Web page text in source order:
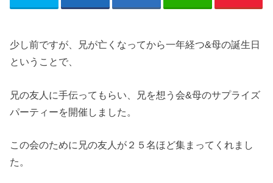
少し前ですが、兄が亡くなってから一年経つ&母の誕生日
ということで、
兄の友人に手伝ってもらい、兄を想う会&母のサプライズ
パーティーを開催しました。
この会のために兄の友人が２５名ほど集まってくれまし
た。